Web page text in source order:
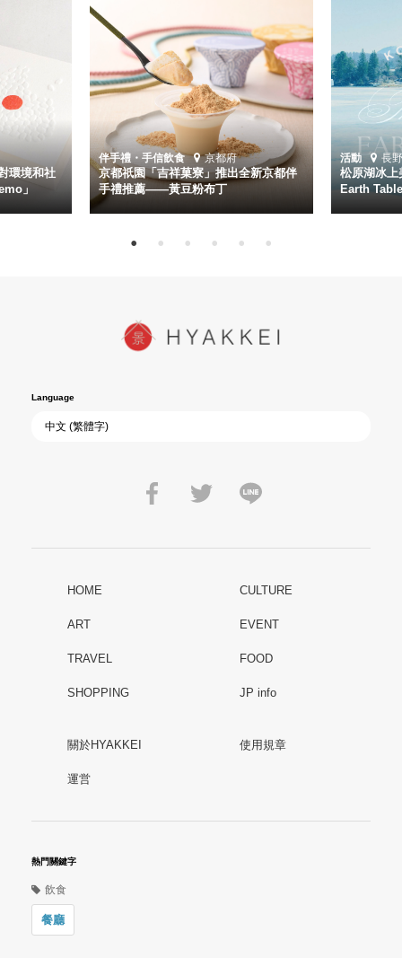
環境和社
」
伴手禮・手信飲食 京都府
京都祇園「吉祥菓寮」推出全新京都伴
手禮推薦——黃豆粉布丁
活動 長
松原湖冰
Earth
Language
HOME CULTURE
ART EVENT
TRAVEL FOOD
SHOPPING JP info
關於HYAKKEI 使用規章
運営
熱門關鍵字
飲食
餐廳